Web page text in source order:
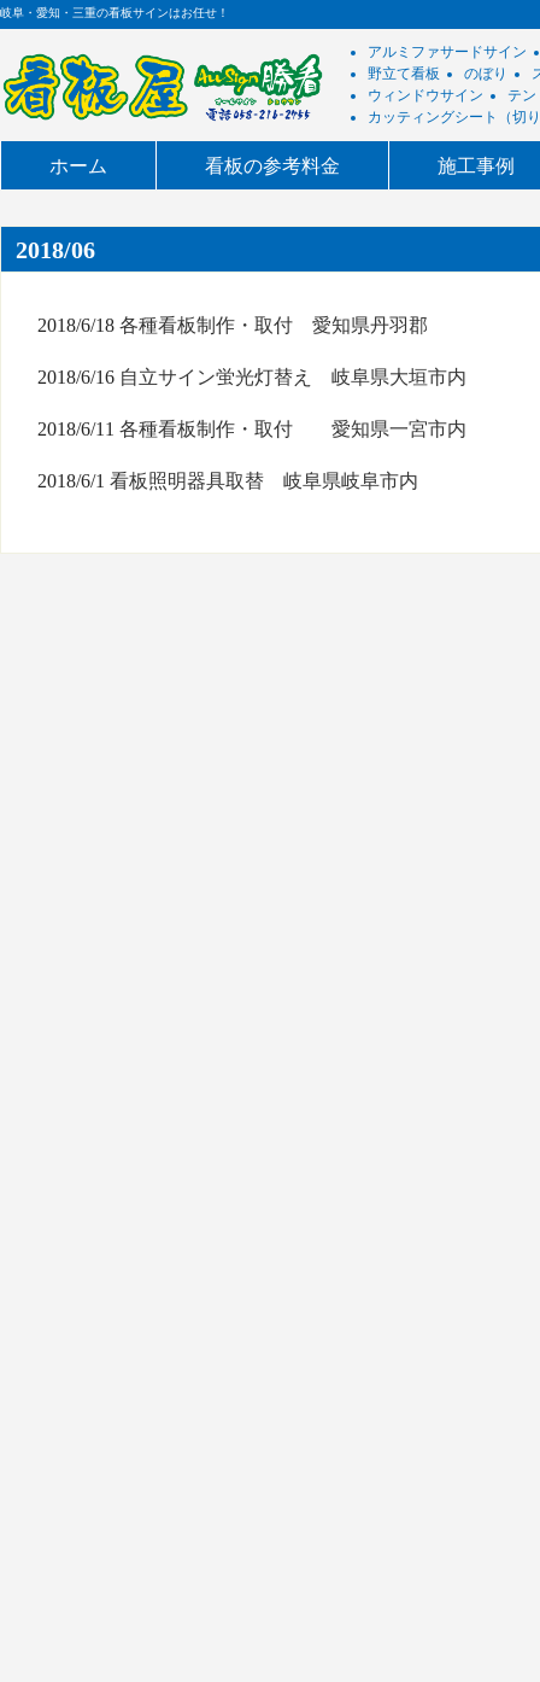
岐阜・愛知・三重の看板サインはお任せ！
アルミファサードサイン
野立て看板
のぼり
ウィンドウサイン
テン
カッティングシート（切
ホーム 看板の参考料金 施工事例
2018/06
2018/6/18 各種看板制作・取付 愛知県丹羽郡
2018/6/16 自立サイン蛍光灯替え 岐阜県大垣市内
2018/6/11 各種看板制作・取付 愛知県一宮市内
2018/6/1 看板照明器具取替 岐阜県岐阜市内